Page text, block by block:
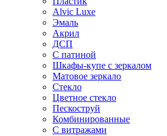
Alvic Luxe
Эмаль
Акрил
ДСП
С патиной
Шкафы-купе с зеркалом
Матовое зеркало
Стекло
Цветное стекло
Пескоструй
Комбинированные
С витражами